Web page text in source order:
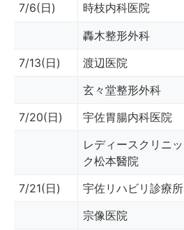
7/6(日) 時枝内科医院
轟木整形外科
7/13(日)
渡辺医院
玄々堂整形外科
7/20(日)
宇佐胃腸内科医院
レディースクリニッ
ク松本醫院
7/21(日) 宇佐リハビリ診療所
宗像医院